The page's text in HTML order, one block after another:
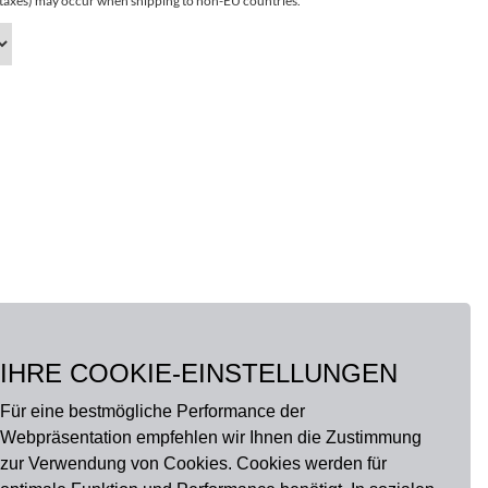
IHRE COOKIE-EINSTELLUNGEN
Für eine bestmögliche Performance der
Webpräsentation empfehlen wir Ihnen die Zustimmung
zur Verwendung von Cookies. Cookies werden für